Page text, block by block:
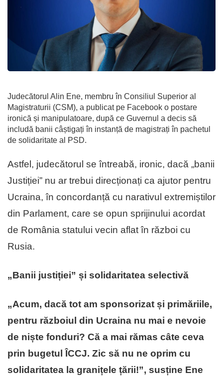
Judecătorul Alin Ene, membru în Consiliul Superior al
Magistraturii (CSM), a publicat pe Facebook o postare
ironică și manipulatoare, după ce Guvernul a decis să
includă banii câștigați în instanță de magistrați în pachetul
de solidaritate al PSD.
Astfel, judecătorul se întreabă, ironic, dacă „banii
Justiției” nu ar trebui direcționați ca ajutor pentru
Ucraina, în concordanță cu narativul extremiștilor
din Parlament, care se opun sprijinului acordat
de România statului vecin aflat în război cu
Rusia.
„Banii justiției” și solidaritatea selectivă
„Acum, dacă tot am sponsorizat și primăriile,
pentru războiul din Ucraina nu mai e nevoie
de niște fonduri? Că a mai rămas câte ceva
prin bugetul ÎCCJ. Zic să nu ne oprim cu
solidaritatea la granițele țării!”, susține Ene